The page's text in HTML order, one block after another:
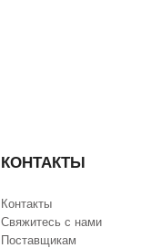
КОНТАКТЫ
Контакты
Свяжитесь с нами
Поставщикам